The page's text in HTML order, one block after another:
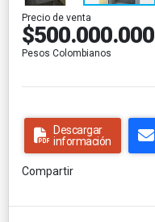
Precio de venta
$500.000.000
Pesos Colombianos
Descargar
información
Compartir